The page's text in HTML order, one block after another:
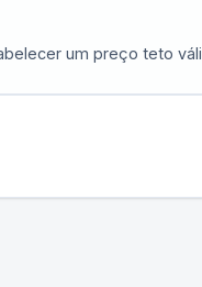
um preço teto